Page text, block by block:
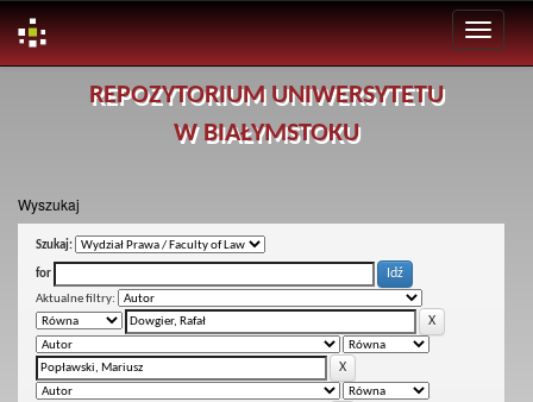
REPOZYTORIUM UNIWERSYTETU
W BIAŁYMSTOKU
Wyszukaj
Szukaj:
for
Aktualne filtry: